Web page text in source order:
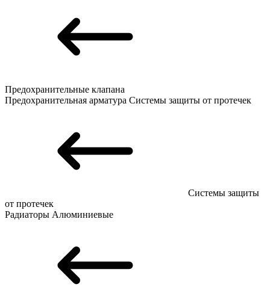
Предохранительные клапана
Предохранительная арматура Системы защиты от протечек
Системы защиты
от протечек
Радиаторы Алюминиевые